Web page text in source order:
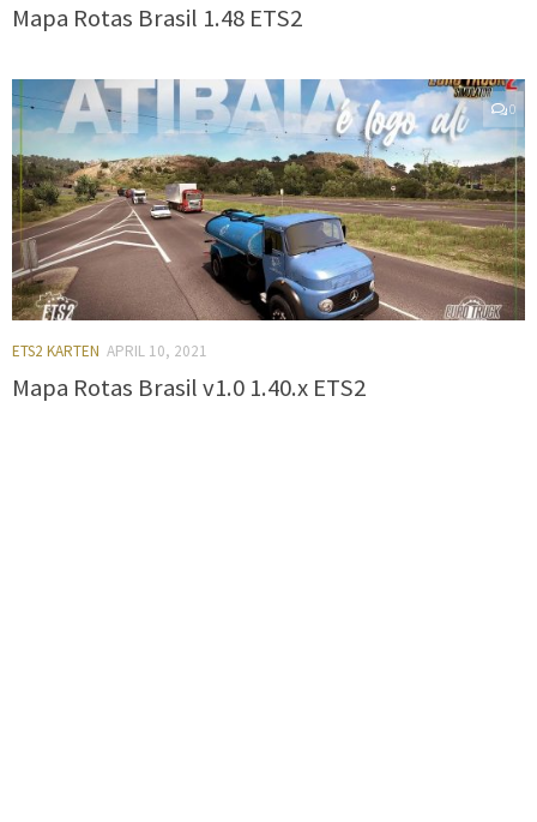
Mapa Rotas Brasil 1.48 ETS2
0
ETS2 KARTEN APRIL 10, 2021
Mapa Rotas Brasil v1.0 1.40.x ETS2